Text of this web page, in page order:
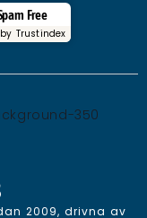
Free
Trustindex
2009, drivna av